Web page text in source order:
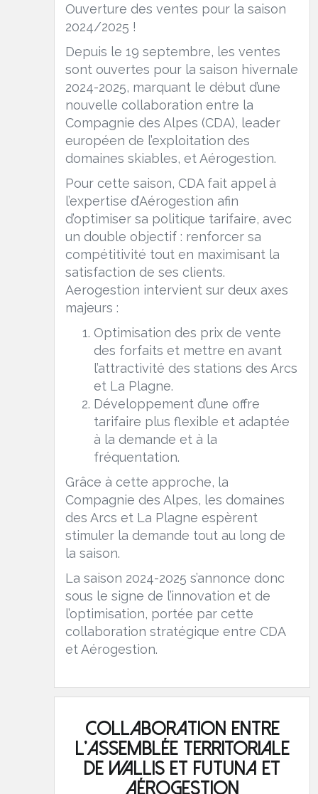
Ouverture des ventes pour la saison
2024/2025 !
Depuis le 19 septembre, les ventes
sont ouvertes pour la saison hivernale
2024-2025, marquant le début d’une
nouvelle collaboration entre la
Compagnie des Alpes (CDA), leader
européen de l’exploitation des
domaines skiables, et Aérogestion.
Pour cette saison, CDA fait appel à
l’expertise d’Aérogestion afin
d’optimiser sa politique tarifaire, avec
un double objectif : renforcer sa
compétitivité tout en maximisant la
satisfaction de ses clients.
Aerogestion intervient sur deux axes
majeurs :
Optimisation des prix de vente
des forfaits et mettre en avant
l’attractivité des stations des Arcs
et La Plagne.
Développement d’une offre
tarifaire plus flexible et adaptée
à la demande et à la
fréquentation.
Grâce à cette approche, la
Compagnie des Alpes, les domaines
des Arcs et La Plagne espèrent
stimuler la demande tout au long de
la saison.
La saison 2024-2025 s’annonce donc
sous le signe de l’innovation et de
l’optimisation, portée par cette
collaboration stratégique entre CDA
et Aérogestion.
Collaboration entre
l'Assemblée Territoriale
de Wallis et Futuna et
Aérogestion